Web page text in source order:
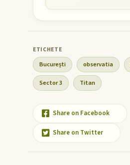
București observatia
Sector 3 Titan
Share on Facebook
Share on Twitter